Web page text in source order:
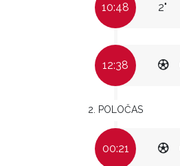
10:48 2"
12:38
2. POLOČAS
00:21